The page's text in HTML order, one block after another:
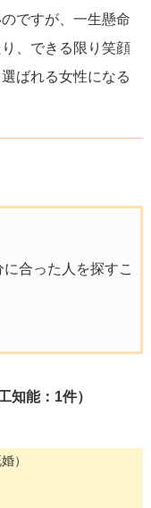
ですが、一生懸命
、できる限り笑顔
ばれる女性になる
合った人を探すこ
知能：1件）
）